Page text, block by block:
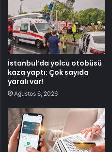
İstanbul’da yolcu otobüsü
kaza yaptı: Çok sayıda
yaralı var!
Ağustos 6, 2026